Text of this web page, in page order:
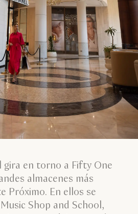
gira en torno a Fifty One
almacenes más
Próximo. En ellos se
Shop and School,